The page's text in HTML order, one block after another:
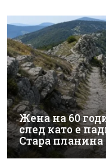
Жена на 60
след като е
Стара планина